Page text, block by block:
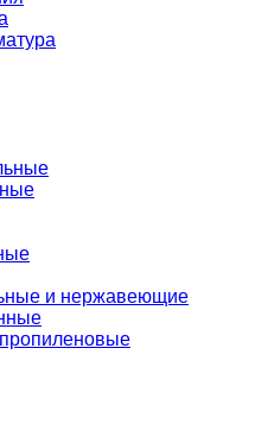
и нержавеющие